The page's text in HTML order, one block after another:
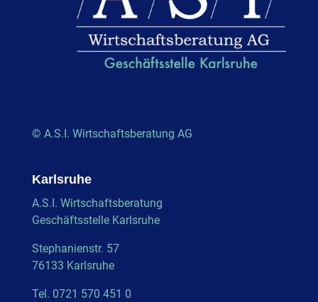
© A.S.I. Wirtschaftsberatung AG
Karlsruhe
A.S.I. Wirtschaftsberatung
Geschäftsstelle Karlsruhe
Stephanienstr. 57
76133 Karlsruhe
Tel. 0721 570 451 0